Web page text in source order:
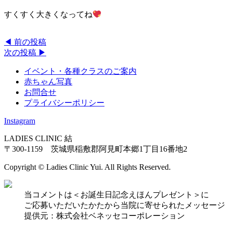
すくすく大きくなってね
◀︎ 前の投稿
次の投稿 ▶︎
イベント・各種クラスのご案内
赤ちゃん写真
お問合せ
プライバシーポリシー
Instagram
LADIES CLINIC 結
〒300-1159 茨城県稲敷郡阿見町本郷1丁目16番地2
Copyright © Ladies Clinic Yui. All Rights Reserved.
当コメントは＜お誕生日記念えほんプレゼント＞に
ご応募いただいたかたから当院に寄せられたメッセー
提供元：株式会社ベネッセコーポレーション